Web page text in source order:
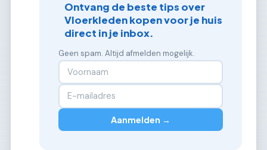
Ontvang de beste tips over
Vloerkleden kopen voor je huis
direct in je inbox.
Geen spam. Altijd afmelden mogelijk.
Aanmelden →